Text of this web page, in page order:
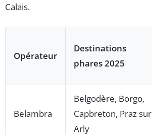
Calais.
Opérateur
Destinations
phares 2025
Belambra
Belgodère, Borgo,
Capbreton, Praz sur
Arly